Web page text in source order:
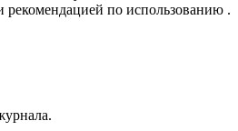
рекомендацией по использованию .